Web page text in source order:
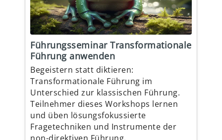
Führungsseminar Transformationale
Führung anwenden
Begeistern statt diktieren:
Transformationale Führung im
Unterschied zur klassischen Führung.
Teilnehmer dieses Workshops lernen
und üben lösungsfokussierte
Fragetechniken und Instrumente der